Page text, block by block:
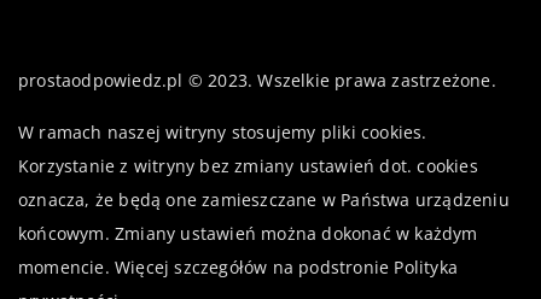
prostaodpowiedz.pl © 2023. Wszelkie prawa zastrzeżone.
W ramach naszej witryny stosujemy pliki cookies.
Korzystanie z witryny bez zmiany ustawień dot. cookies
oznacza, że będą one zamieszczane w Państwa urządzeniu
końcowym. Zmiany ustawień można dokonać w każdym
momencie. Więcej szczegółów na podstronie Polityka